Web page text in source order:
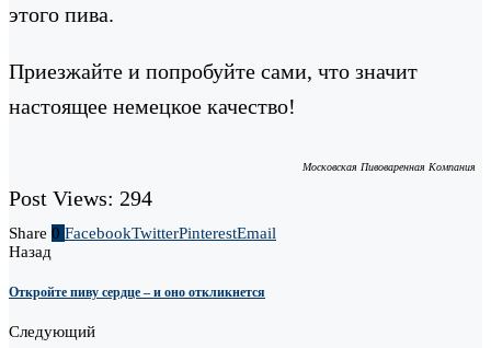
этого пива.
Приезжайте и попробуйте сами, что значит
настоящее немецкое качество!
Московская Пивоваренная Компания
Post Views: 294
Share 0 FacebookTwitterPinterestEmail
Назад
Откройте пиву сердце – и оно откликнется
Следующий